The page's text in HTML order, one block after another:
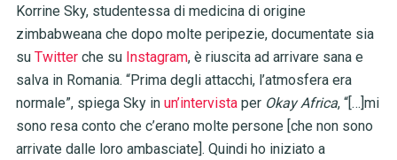
Korrine Sky, studentessa di medicina di origine
zimbabweana che dopo molte peripezie, documentate sia
su Twitterche su Instagram, è riuscita ad arrivare sana e
salva in Romania. “Prima degli attacchi, l’atmosfera era
normale”, spiega Sky in un’intervistaper Okay Africa, “[…]mi
sono resa conto che c’erano molte persone [che non sono
arrivate dalle loro ambasciate]. Quindi ho iniziato a